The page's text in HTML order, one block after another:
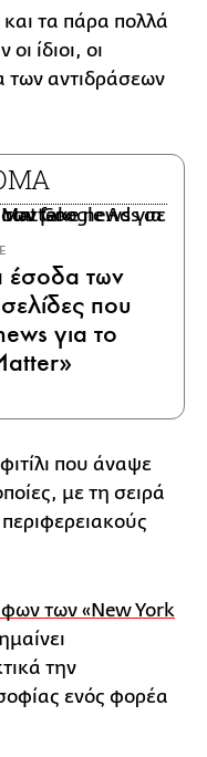
τα πάρα πολλά
ίδιοι, οι
των αντιδράσεων
έσοδα των
που
για το
που άναψε
με τη σειρά
των «New York
την
ενός φορέα